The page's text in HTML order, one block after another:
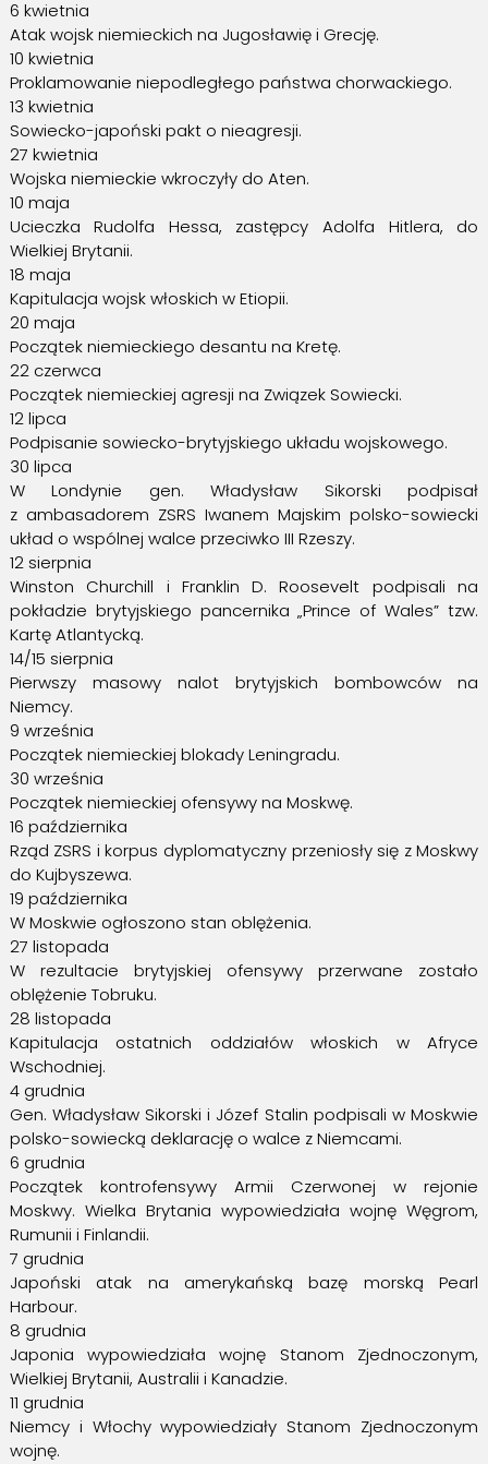
6 kwietnia
Atak wojsk niemieckich na Jugosławię i Grecję.
10 kwietnia
Proklamowanie niepodległego państwa chorwackiego.
13 kwietnia
Sowiecko-japoński pakt o nieagresji.
27 kwietnia
Wojska niemieckie wkroczyły do Aten.
10 maja
Ucieczka Rudolfa Hessa, zastępcy Adolfa Hitlera, do
Wielkiej Brytanii.
18 maja
Kapitulacja wojsk włoskich w Etiopii.
20 maja
Początek niemieckiego desantu na Kretę.
22 czerwca
Początek niemieckiej agresji na Związek Sowiecki.
12 lipca
Podpisanie sowiecko-brytyjskiego układu wojskowego.
30 lipca
W Londynie gen. Władysław Sikorski podpisał
z ambasadorem ZSRS Iwanem Majskim polsko-sowiecki
układ o wspólnej walce przeciwko III Rzeszy.
12 sierpnia
Winston Churchill i Franklin D. Roosevelt podpisali na
pokładzie brytyjskiego pancernika „Prince of Wales” tzw.
Kartę Atlantycką.
14/15 sierpnia
Pierwszy masowy nalot brytyjskich bombowców na
Niemcy.
9 września
Początek niemieckiej blokady Leningradu.
30 września
Początek niemieckiej ofensywy na Moskwę.
16 października
Rząd ZSRS i korpus dyplomatyczny przeniosły się z Moskwy
do Kujbyszewa.
19 października
W Moskwie ogłoszono stan oblężenia.
27 listopada
W rezultacie brytyjskiej ofensywy przerwane zostało
oblężenie Tobruku.
28 listopada
Kapitulacja ostatnich oddziałów włoskich w Afryce
Wschodniej.
4 grudnia
Gen. Władysław Sikorski i Józef Stalin podpisali w Moskwie
polsko-sowiecką deklarację o walce z Niemcami.
6 grudnia
Początek kontrofensywy Armii Czerwonej w rejonie
Moskwy. Wielka Brytania wypowiedziała wojnę Węgrom,
Rumunii i Finlandii.
7 grudnia
Japoński atak na amerykańską bazę morską Pearl
Harbour.
8 grudnia
Japonia wypowiedziała wojnę Stanom Zjednoczonym,
Wielkiej Brytanii, Australii i Kanadzie.
11 grudnia
Niemcy i Włochy wypowiedziały Stanom Zjednoczonym
wojnę.